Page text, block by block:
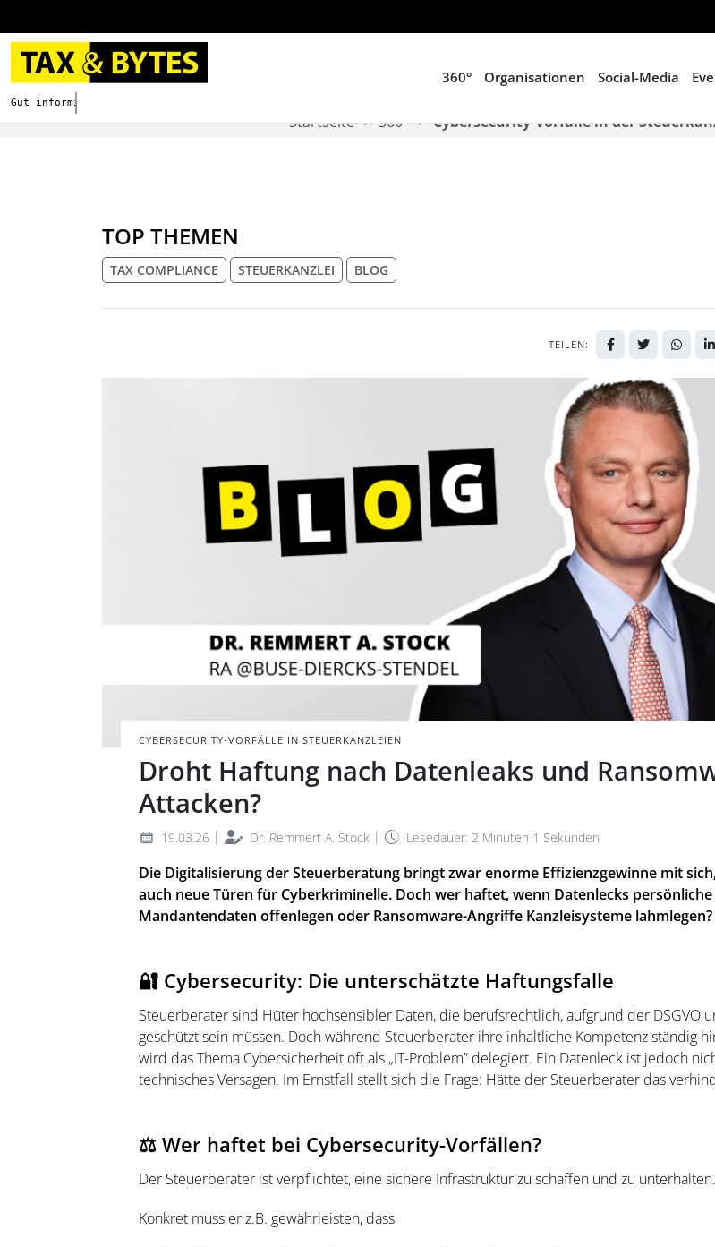
Gut informieren. Besser digitalisieren.
360° Organisationen Social-Media
Startseite 360° Cybersecurity-Vorfälle in der
TOP THEMEN
TAX COMPLIANCE STEUERKANZLEI BLOG
TEILEN:
CYBERSECURITY-VORFÄLLE IN STEUERKANZLEIEN
Droht Haftung nach Datenleaks und
Attacken?
19.03.26 | Dr. Remmert A. Stock | Lesedauer: 2 Minuten 1 Sekunden
Grauer Hintergrund mit Schriftzug Blog und
Portraitbild des Autors.
Die Digitalisierung der Steuerberatung bringt zwar enorme Effizienzgewinne mit
auch neue Türen für Cyberkriminelle. Doch wer haftet, wenn Datenlecks persönliche
Mandantendaten offenlegen oder Ransomware-Angriffe Kanzleisysteme lahmlegen?
🔐 Cybersecurity: Die unterschätzte Haftungsfalle
Steuerberater sind Hüter hochsensibler Daten, die berufsrechtlich, aufgrund der DSGVO
geschützt sein müssen. Doch während Steuerberater ihre inhaltliche Kompetenz ständig
wird das Thema Cybersicherheit oft als „IT-Problem” delegiert. Ein Datenleck ist jedoch
technisches Versagen. Im Ernstfall stellt sich die Frage: Hätte der Steuerberater das
⚖️ Wer haftet bei Cybersecurity-Vorfällen?
Der Steuerberater ist verpflichtet, eine sichere Infrastruktur zu schaffen und zu unterhalten.
Konkret muss er z.B. gewährleisten, dass